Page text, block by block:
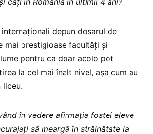
câți în România în ultimii 4 ani?
depun dosarul de
mai prestigioase facultăți și
pentru ca doar acolo pot
la cel mai înalt nivel, așa cum au
liceu.
în vedere afirmația fostei eleve
să meargă în străinătate la